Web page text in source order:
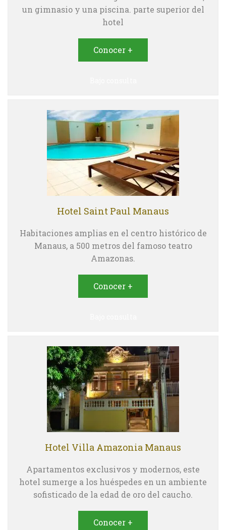
un gimnasio y una piscina. parte superior del
hotel
Conocer +
Hotel Saint Paul Manaus
Habitaciones amplias en el centro histórico de
Manaus, a 500 metros del famoso teatro
Amazonas.
Conocer +
Hotel Villa Amazonia Manaus
Apartamentos exclusivos y modernos, este
hotel sumerge a los huéspedes en un ambiente
sofisticado de la edad de oro del caucho.
Conocer +